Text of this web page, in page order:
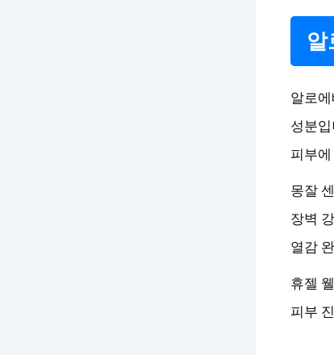
알
알로
성분
피부
몽잘
장벽
열감
휴젤
피부